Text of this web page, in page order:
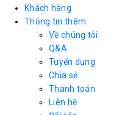
Khách hàng
Thông tin thêm
Về chúng tôi
Q&A
Tuyển dụng
Chia sẻ
Thanh toán
Liên hệ